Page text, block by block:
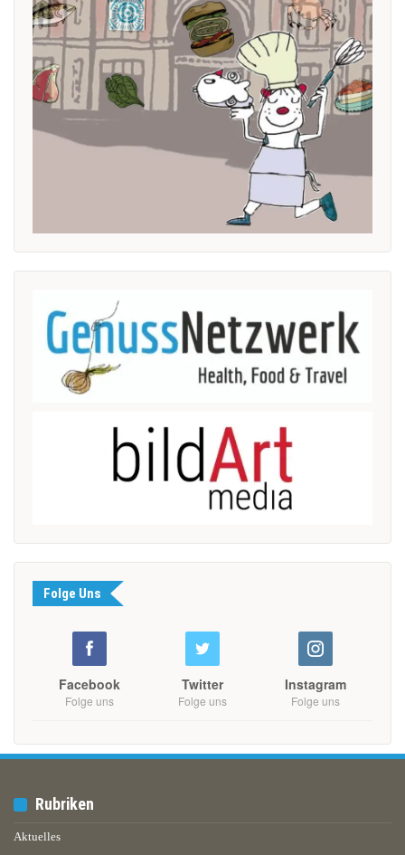
Folge Uns
Facebook
Folge uns
Twitter
Folge uns
Instagram
Folge uns
Rubriken
Aktuelles